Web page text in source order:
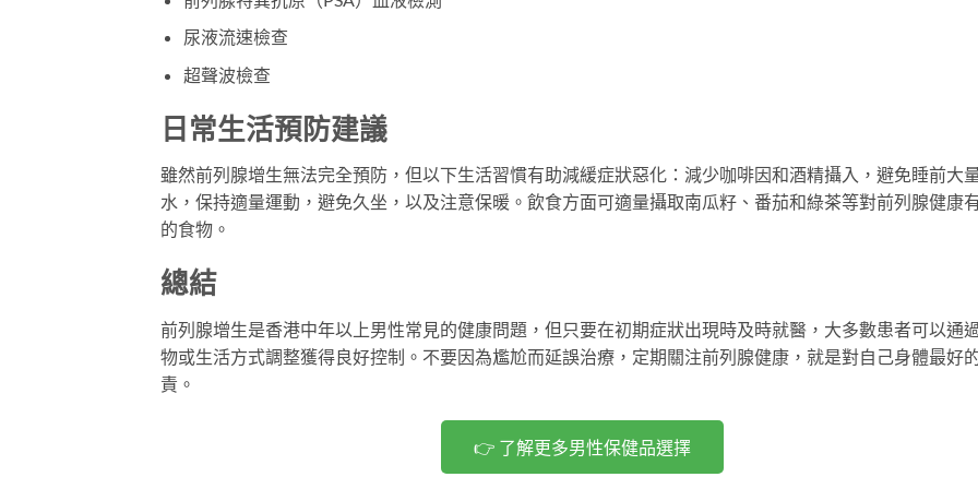
尿液流速檢查
超聲波檢查
日常生活預防建議
雖然前列腺增生無法完全預防，但以下生活習慣有助減緩症狀惡化：減少咖啡因和酒精攝入，避免睡前大
水，保持適量運動，避免久坐，以及注意保暖。飲食方面可適量攝取南瓜籽、番茄和綠茶等對前列腺健康
的食物。
總結
前列腺增生是香港中年以上男性常見的健康問題，但只要在初期症狀出現時及時就醫，大多數患者可以通
物或生活方式調整獲得良好控制。不要因為尷尬而延誤治療，定期關注前列腺健康，就是對自己身體最好
責。
👉 了解更多男性保健品選擇